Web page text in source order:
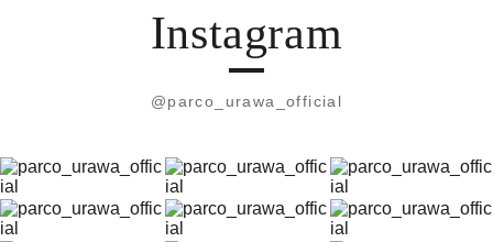
Instagram
@parco_urawa_official